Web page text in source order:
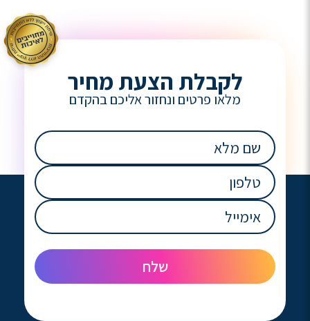
לקבלת הצעת מחיר
מלאו פרטים ונחזור אליכם בהקדם
שם
מלא
(חובה)
טלפון
(חובה)
אימייל
(חובה)